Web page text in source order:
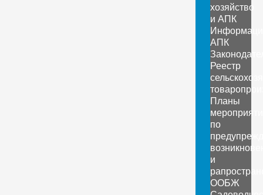
хозяйство
и АПК
АПК
Реестр
Планы
по
и
ООБЖ